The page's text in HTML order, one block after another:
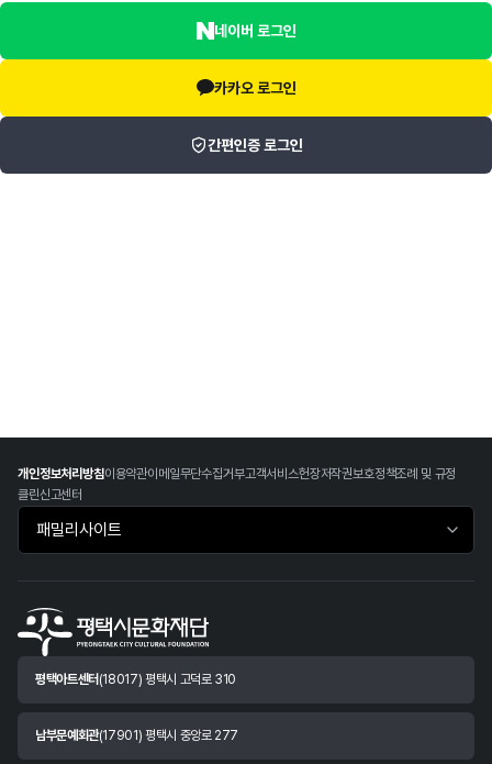
네이버 로그인
카카오 로그인
간편인증 로그인
개인정보처리방침이용약관이메일무단수집거부고객서비스헌장저작권보호정책조례 및 규정
클린신고센터
패밀리사이트 바로가기
평택아트센터 (18017) 평택시 고덕로 310
남부문예회관(17901) 평택시 중앙로 277